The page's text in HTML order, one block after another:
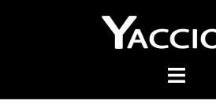
Alternar